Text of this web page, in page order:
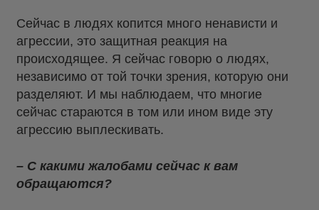
Сейчас в людях копится много ненависти и
агрессии, это защитная реакция на
происходящее. Я сейчас говорю о людях,
независимо от той точки зрения, которую они
разделяют. И мы наблюдаем, что многие
сейчас стараются в том или ином виде эту
агрессию выплескивать.
– С какими жалобами сейчас к вам
обращаются?